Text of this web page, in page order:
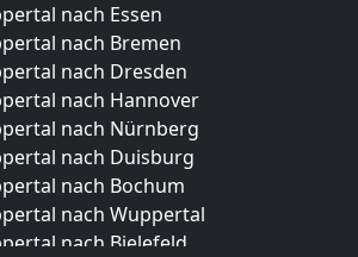
nach Essen
nach Bremen
nach Dresden
nach Hannover
nach Nürnberg
nach Duisburg
nach Bochum
nach Wuppertal
nach Bielefeld